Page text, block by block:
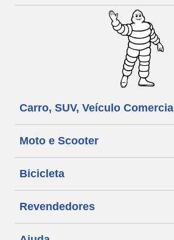
Carro, SUV, Veículo Comercial
Moto e Scooter
Bicicleta
Revendedores